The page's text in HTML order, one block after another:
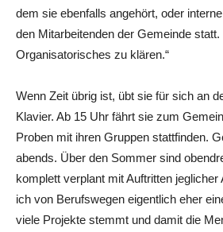
dem sie ebenfalls angehört, oder
den Mitarbeitenden der Gemeinde statt.
Organisatorisches zu klären.“
Wenn Zeit übrig ist, übt sie für sich an
Klavier. Ab 15 Uhr fährt sie zum
Proben mit ihren Gruppen stattfinden.
abends. Über den Sommer sind
komplett verplant mit Auftritten jeglicher
ich von Berufswegen eigentlich eher
viele Projekte stemmt und damit die